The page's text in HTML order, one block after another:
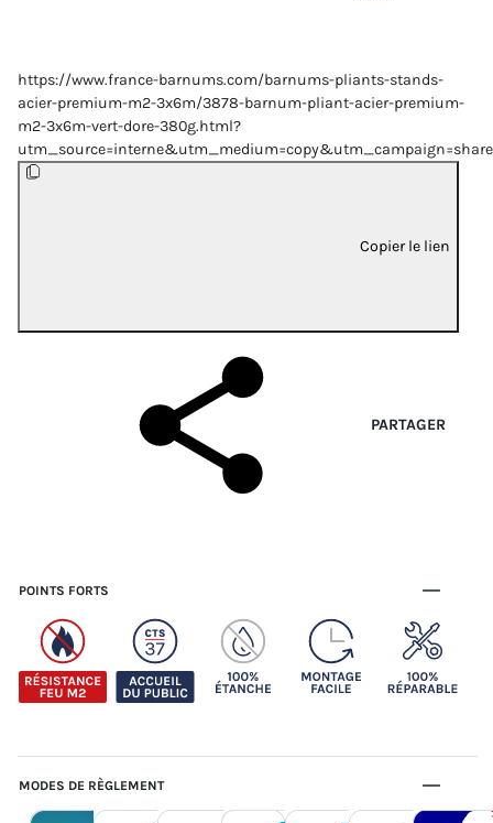
https://www.france-barnums.com/barnums-pliants-stands-
acier-premium-m2-3x6m/3878-barnum-pliant-acier-premium-
m2-3x6m-vert-dore-380g.html?
Copier le lien
PARTAGER
POINTS FORTS
MODES DE RÈGLEMENT